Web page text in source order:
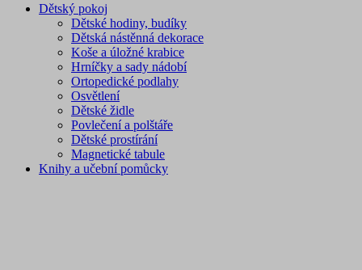
Dětský pokoj
Dětské hodiny, budíky
Dětská nástěnná dekorace
Koše a úložné krabice
Hrníčky a sady nádobí
Ortopedické podlahy
Osvětlení
Dětské židle
Povlečení a polštáře
Dětské prostírání
Magnetické tabule
Knihy a učební pomůcky